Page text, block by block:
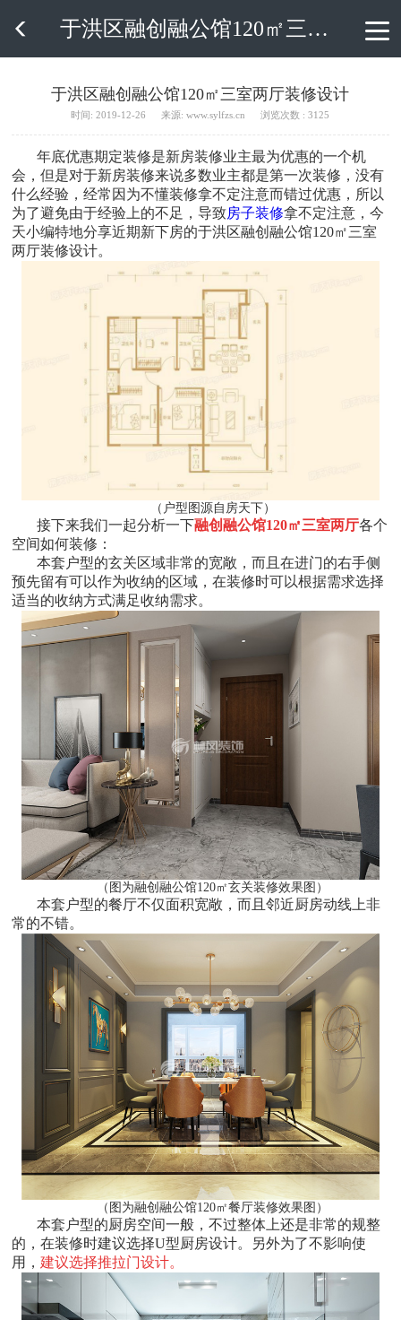
 于洪区融创融公馆120㎡三室两厅装修设计
于洪区融创融公馆120㎡三室两厅装修设计
时间: 2019-12-26 来源: www.sylfzs.cn 浏览次数 : 3125
年底优惠期定装修是新房装修业主最为优惠的一个机
会，但是对于新房装修来说多数业主都是第一次装修，没有
什么经验，经常因为不懂装修拿不定注意而错过优惠，所以
为了避免由于经验上的不足，导致房子装修拿不定注意，今
天小编特地分享近期新下房的于洪区融创融公馆120㎡三室
两厅装修设计。
（户型图源自房天下）
接下来我们一起分析一下融创融公馆120㎡三室两厅各个
空间如何装修：
本套户型的玄关区域非常的宽敞，而且在进门的右手侧
预先留有可以作为收纳的区域，在装修时可以根据需求选择
适当的收纳方式满足收纳需求。
（图为融创融公馆120㎡玄关装修效果图）
本套户型的餐厅不仅面积宽敞，而且邻近厨房动线上非
常的不错。
（图为融创融公馆120㎡餐厅装修效果图）
本套户型的厨房空间一般，不过整体上还是非常的规整
的，在装修时建议选择U型厨房设计。另外为了不影响使
用，建议选择推拉门设计。